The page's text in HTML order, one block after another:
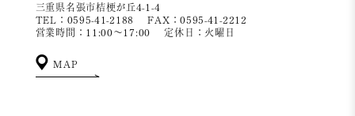
三重県名張市桔梗が丘4-1-4
TEL：0595-41-2188
FAX：0595-41-2212
営業時間：11:00～17:00
定休日：火曜日
MAP